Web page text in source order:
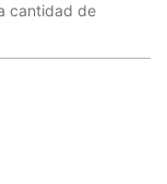
cantidad de